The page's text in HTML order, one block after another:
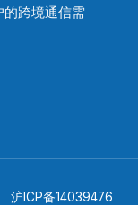
的跨境通信需
沪ICP备14039476